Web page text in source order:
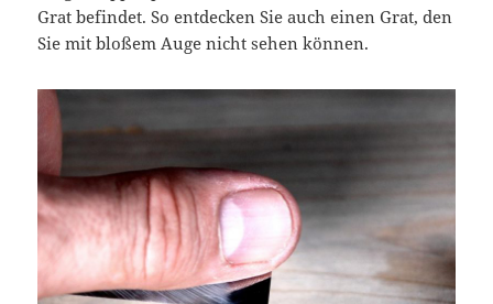
Grat befindet. So entdecken Sie auch einen Grat, den
Sie mit bloßem Auge nicht sehen können.